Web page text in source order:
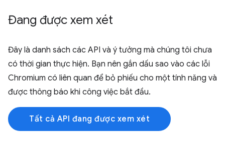
Đang được xem xét
Đây là danh sách các API và ý tưởng mà chúng tôi chưa
có thời gian thực hiện. Bạn nên gắn dấu sao vào các lỗi
Chromium có liên quan để bỏ phiếu cho một tính năng và
được thông báo khi công việc bắt đầu.
Tất cả API đang được xem xét